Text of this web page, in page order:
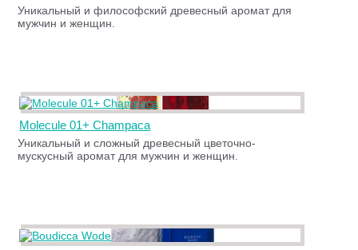
Уникальный и философский древесный аромат для
мужчин и женщин.
Molecule 01+ Champaca
Уникальный и сложный древесный цветочно-
мускусный аромат для мужчин и женщин.